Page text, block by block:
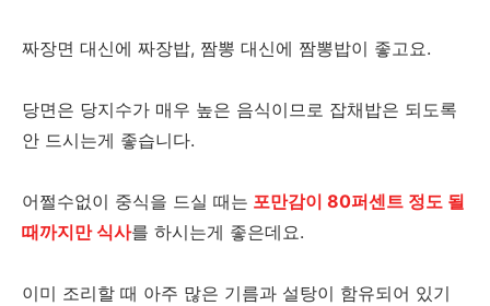
짜장면 대신에 짜장밥, 짬뽕 대신에 짬뽕밥이 좋고요.
당면은 당지수가 매우 높은 음식이므로 잡채밥은 되도록
안 드시는게 좋습니다.
어쩔수없이 중식을 드실 때는 포만감이 80퍼센트 정도 될
때까지만 식사를 하시는게 좋은데요.
이미 조리할 때 아주 많은 기름과 설탕이 함유되어 있기